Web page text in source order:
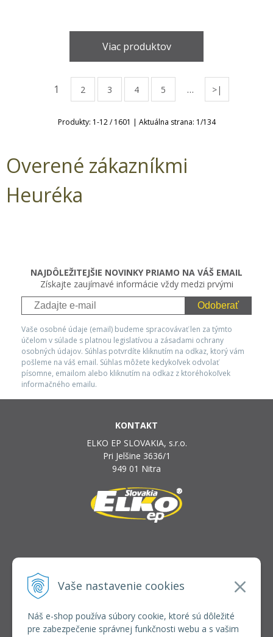
Vaše nastavenie cookies
Náš e-shop používa súbory cookie, ktoré sú dôležité
pre zabezpečenie správnej funkčnosti webu a s vašim
Viac produktov
1 2 3 4 5 … >|
Produkty: 1-12/1601 | Aktuálna strana: 1/134
Overené zákazníkmi
Heuréka
NAJDÔLEŽITEJŠIE NOVINKY PRIAMO NA VÁŠ EMAIL
Získajte zaujímavé informácie vždy medzi prvými
Odoberať
Vaše osobné údaje (email) budeme spracovávať len za týmto
účelom v súlade s platnou legislatívou a zásadami ochrany
osobných údajov. Súhlas potvrdíte kliknutím na odkaz, ktorý vám
pošleme na váš email. Súhlas môžete kedykoľvek odvolať
písomne, emailom alebo kliknutím na odkaz z ktoréhokoľvek
informačného emailu.
KONTAKT
ELKO EP SLOVAKIA, s.r.o.
Pri Jelšine 3636/1
949 01 Nitra
INFOLINKA
+421 37 6586 731